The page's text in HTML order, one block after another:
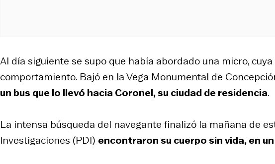
Al día siguiente se supo que había abordado una micro,
comportamiento. Bajó en la Vega Monumental de
un bus que lo llevó hacia Coronel, su ciudad de residencia.
La intensa búsqueda del navegante finalizó la mañana de
Investigaciones (PDI) encontraron su cuerpo sin vida, en